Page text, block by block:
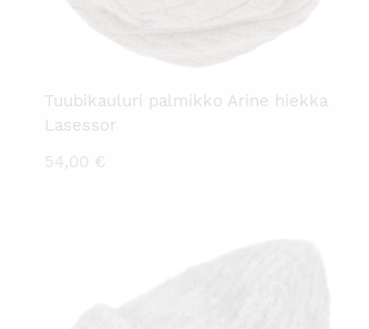
Tuubikauluri palmikko Arine hiekka
Lasessor
54,00 €